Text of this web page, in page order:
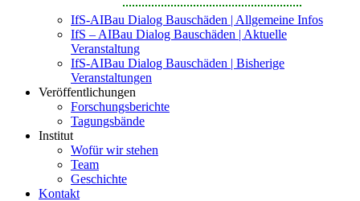
IfS-AIBau Dialog Bauschäden | Allgemeine Infos
IfS – AIBau Dialog Bauschäden | Aktuelle
Veranstaltung
IfS-AIBau Dialog Bauschäden | Bisherige
Veranstaltungen
Veröffentlichungen
Forschungsberichte
Tagungsbände
Institut
Wofür wir stehen
Team
Geschichte
Kontakt